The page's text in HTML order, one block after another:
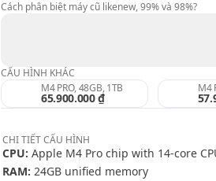
98%:
Cách phân biệt máy cũ likenew, 99% và 98%?
CẤU HÌNH KHÁC
M4 PRO, 48GB, 1TB
65.900.000 ₫
M4
CHI TIẾTCẤU HÌNH
CPU: Apple M4 Pro chip with 14-core
RAM: 24GB unified memory